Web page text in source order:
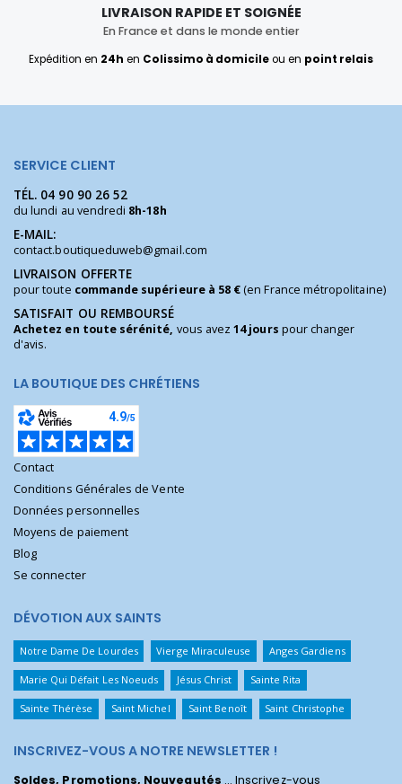
LIVRAISON RAPIDE ET SOIGNÉE
En France et dans le monde entier
Expédition en 24h en Colissimo à domicileou en point relais
SERVICE CLIENT
TÉL. 04 90 90 26 52
du lundi au vendredi 8h-18h
E-MAIL:
contact.boutiqueduweb@gmail.com
LIVRAISON OFFERTE
pour toute commande supérieure à 58 €(en France métropolitaine)
SATISFAIT OU REMBOURSÉ
Achetez en toute sérénité, vous avez14 jours pour changer
d'avis.
LA BOUTIQUE DES CHRÉTIENS
Contact
Conditions Générales de Vente
Données personnelles
Moyens de paiement
Blog
Se connecter
DÉVOTION AUX SAINTS
Notre Dame De Lourdes Vierge Miraculeuse Anges Gardiens
Marie Qui Défait Les Noeuds Jésus Christ Sainte Rita
Sainte Thérèse Saint Michel Saint Benoît Saint Christophe
INSCRIVEZ-VOUS A NOTRE NEWSLETTER !
Soldes, Promotions, Nouveautés ... Inscrivez-vous